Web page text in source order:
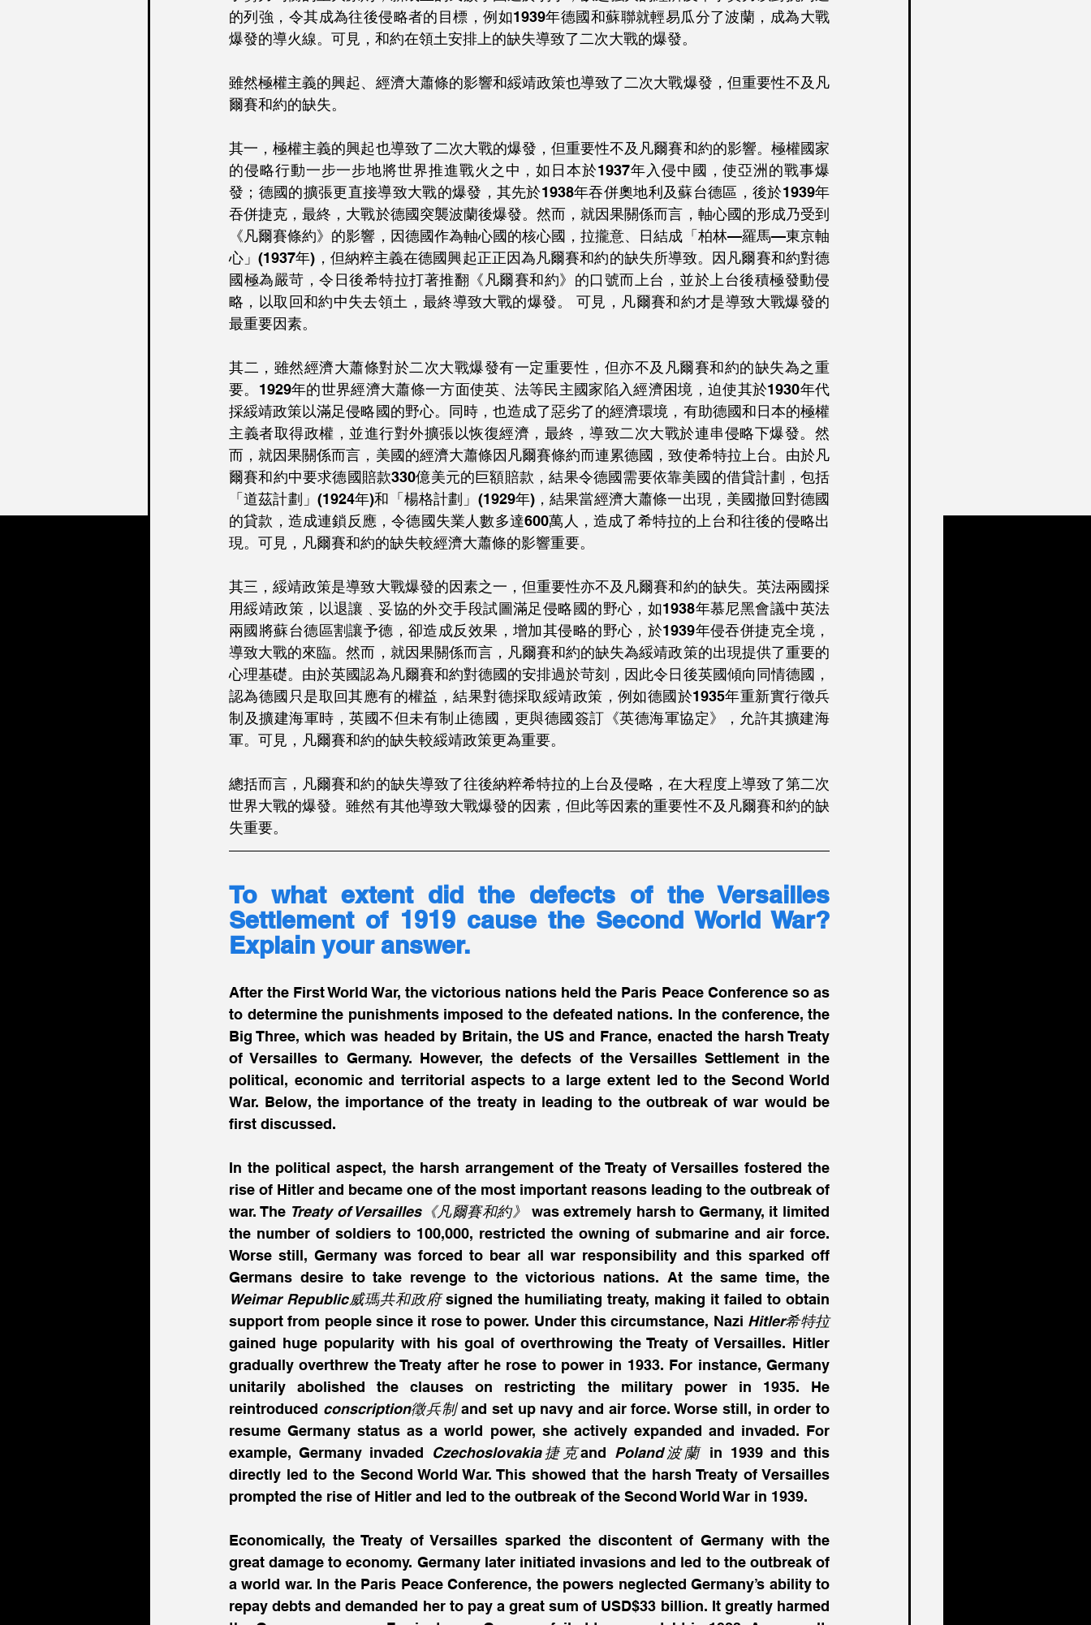
的列強，令其成為往後侵略者的目標，例如1939年德國和蘇聯就輕易瓜分了波蘭，成為大戰
爆發的導火線。可見，和約在領土安排上的缺失導致了二次大戰的爆發。
雖然極權主義的興起、經濟大蕭條的影響和綏靖政策也導致了二次大戰爆發，但重要性不及凡
爾賽和約的缺失。
其一，極權主義的興起也導致了二次大戰的爆發，但重要性不及凡爾賽和約的影響。極權國家
的侵略行動一步一步地將世界推進戰火之中，如日本於1937年入侵中國，使亞洲的戰事爆
發；德國的擴張更直接導致大戰的爆發，其先於1938年吞併奧地利及蘇台德區，後於1939年
吞併捷克，最終，大戰於德國突襲波蘭後爆發。然而，就因果關係而言，軸心國的形成乃受到
《凡爾賽條約》的影響，因德國作為軸心國的核心國，拉攏意、日結成「柏林—羅馬—東京軸
心」(1937年)，但納粹主義在德國興起正正因為凡爾賽和約的缺失所導致。因凡爾賽和約對德
國極為嚴苛，令日後希特拉打著推翻《凡爾賽和約》的口號而上台，並於上台後積極發動侵
略，以取回和約中失去領土，最終導致大戰的爆發。 可見，凡爾賽和約才是導致大戰爆發的
最重要因素。
其二，雖然經濟大蕭條對於二次大戰爆發有一定重要性，但亦不及凡爾賽和約的缺失為之重
要。1929年的世界經濟大蕭條一方面使英、法等民主國家陷入經濟困境，迫使其於1930年代
採綏靖政策以滿足侵略國的野心。同時，也造成了惡劣了的經濟環境，有助德國和日本的極權
主義者取得政權，並進行對外擴張以恢復經濟，最終，導致二次大戰於連串侵略下爆發。然
而，就因果關係而言，美國的經濟大蕭條因凡爾賽條約而連累德國，致使希特拉上台。由於凡
爾賽和約中要求德國賠款330億美元的巨額賠款，結果令德國需要依靠美國的借貸計劃，包括
「道茲計劃」(1924年)和「楊格計劃」(1929年)，結果當經濟大蕭條一出現，美國撤回對德國
的貸款，造成連鎖反應，令德國失業人數多達600萬人，造成了希特拉的上台和往後的侵略出
現。可見，凡爾賽和約的缺失較經濟大蕭條的影響重要。
其三，綏靖政策是導致大戰爆發的因素之一，但重要性亦不及凡爾賽和約的缺失。英法兩國採
用綏靖政策，以退讓﹑妥協的外交手段試圖滿足侵略國的野心，如1938年慕尼黑會議中英法
兩國將蘇台德區割讓予德，卻造成反效果，增加其侵略的野心，於1939年侵吞併捷克全境，
導致大戰的來臨。然而，就因果關係而言，凡爾賽和約的缺失為綏靖政策的出現提供了重要的
心理基礎。由於英國認為凡爾賽和約對德國的安排過於苛刻，因此令日後英國傾向同情德國，
認為德國只是取回其應有的權益，結果對德採取綏靖政策，例如德國於1935年重新實行徵兵
制及擴建海軍時，英國不但未有制止德國，更與德國簽訂《英德海軍協定》，允許其擴建海
軍。可見，凡爾賽和約的缺失較綏靖政策更為重要。
總括而言，凡爾賽和約的缺失導致了往後納粹希特拉的上台及侵略，在大程度上導致了第二次
世界大戰的爆發。雖然有其他導致大戰爆發的因素，但此等因素的重要性不及凡爾賽和約的缺
失重要。
To what extent did the defects of the Versailles
Settlement of 1919 cause the Second World War?
Explain your answer.
After the First World War, the victorious nations held the Paris Peace Conference so as
to determine the punishments imposed to the defeated nations. In the conference, the
Big Three, which was headed by Britain, the US and France, enacted the harsh Treaty
of Versailles to Germany. However, the defects of the Versailles Settlement in the
political, economic and territorial aspects to a large extent led to the Second World
War. Below, the importance of the treaty in leading to the outbreak of war would be
first discussed.
In the political aspect, the harsh arrangement of the Treaty of Versailles fostered the
rise of Hitler and became one of the most important reasons leading to the outbreak of
war. The Treaty of Versailles《凡爾賽和約》
was extremely harsh to Germany, it limited
the number of soldiers to 100,000, restricted the owning of submarine and air force.
Worse still, Germany was forced to bear all war responsibility and this sparked off
Weimar Republic威瑪共和政府 signed the humiliating treaty, making it failed to obtain
support from people since it rose to power. Under this circumstance, Nazi Hitler希特拉
gained huge popularity with his goal of overthrowing the Treaty of Versailles. Hitler
gradually overthrew the Treaty after he rose to power in 1933. For instance, Germany
unitarily abolished the clauses on restricting the military power in 1935. He
reintroduced conscription徵兵制 and set up navy and air force. Worse still, in order to
resume Germany status as a world power, she actively expanded and invaded. For
example, Germany invaded
Czechoslovakia捷克and Poland波蘭 in 1939 and this
directly led to the Second World War. This showed that the harsh Treaty of Versailles
prompted the rise of Hitler and led to the outbreak of the Second World War in 1939.
Economically, the Treaty of Versailles sparked the discontent of Germany with the
great damage to economy. Germany later initiated invasions and led to the outbreak of
a world war. In the Paris Peace Conference, the powers neglected Germany’s ability to
repay debts and demanded her to pay a great sum of USD$33 billion. It greatly harmed